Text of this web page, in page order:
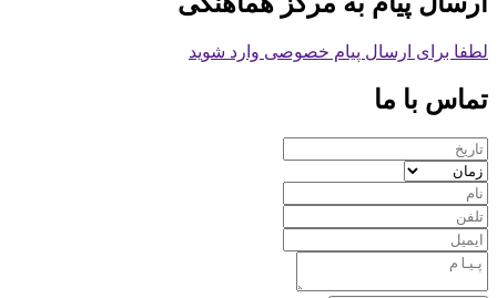
لطفا برای ارسال پیام خصوصی وارد شوید
تماس با ما